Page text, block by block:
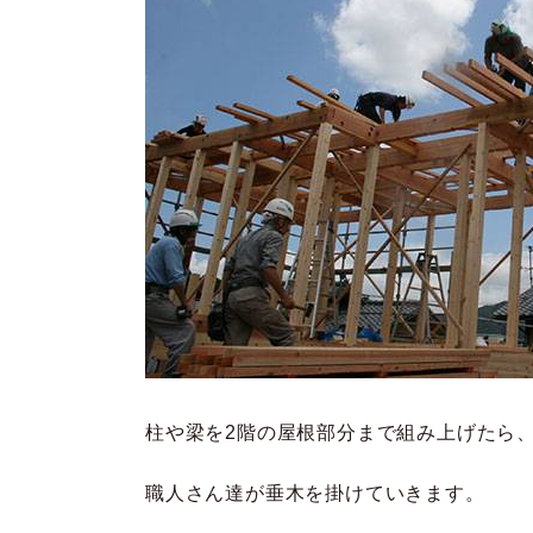
柱や梁を2階の屋根部分まで組み上げたら
職人さん達が垂木を掛けていきます。